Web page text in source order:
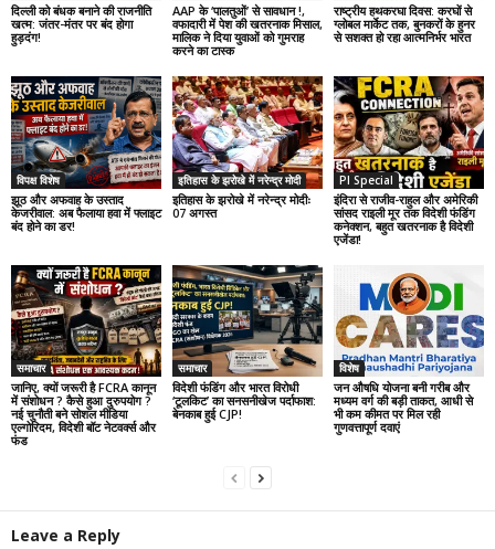
दिल्ली को बंधक बनाने की राजनीति
खत्म: जंतर-मंतर पर बंद होगा
हुड़दंग!
AAP के ‘पालतुओं’ से सावधान !,
वफादारी में पेश की खतरनाक मिसाल,
मालिक ने दिया युवाओं को गुमराह
करने का टास्क
राष्ट्रीय हथकरघा दिवस: करघों से
ग्लोबल मार्केट तक, बुनकरों के हुनर
से सशक्त हो रहा आत्मनिर्भर भारत
विपक्ष विशेष
झूठ और अफवाह के उस्ताद
केजरीवाल: अब फैलाया हवा में फ्लाइट
बंद होने का डर!
इतिहास के झरोखे में नरेन्द्र मोदी
इतिहास के झरोखे में नरेन्द्र मोदीः
07 अगस्त
PI Special
इंदिरा से राजीव-राहुल और अमेरिकी
सांसद राइली मूर तक विदेशी फंडिंग
कनेक्शन, बहुत खतरनाक है विदेशी
एजेंडा!
समाचार
जानिए, क्यों जरूरी है FCRA कानून
में संशोधन ? कैसे हुआ दुरुपयोग ?
नई चुनौती बने सोशल मीडिया
एल्गोरिदम, विदेशी बॉट नेटवर्क्स और
फंड
समाचार
विदेशी फंडिंग और भारत विरोधी
‘टूलकिट’ का सनसनीखेज पर्दाफाश:
बेनकाब हुई CJP!
विशेष
जन औषधि योजना बनी गरीब और
मध्यम वर्ग की बड़ी ताकत, आधी से
भी कम कीमत पर मिल रही
गुणवत्तापूर्ण दवाएं
Leave a Reply